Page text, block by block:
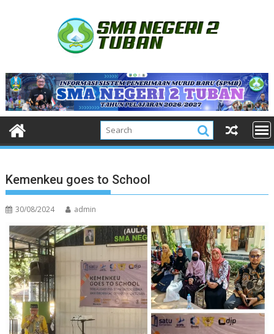
Kemenkeu goes to School
30/08/2024 admin